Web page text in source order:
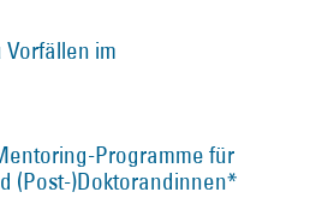
im
Programme für
(Post-)Doktorandinnen*